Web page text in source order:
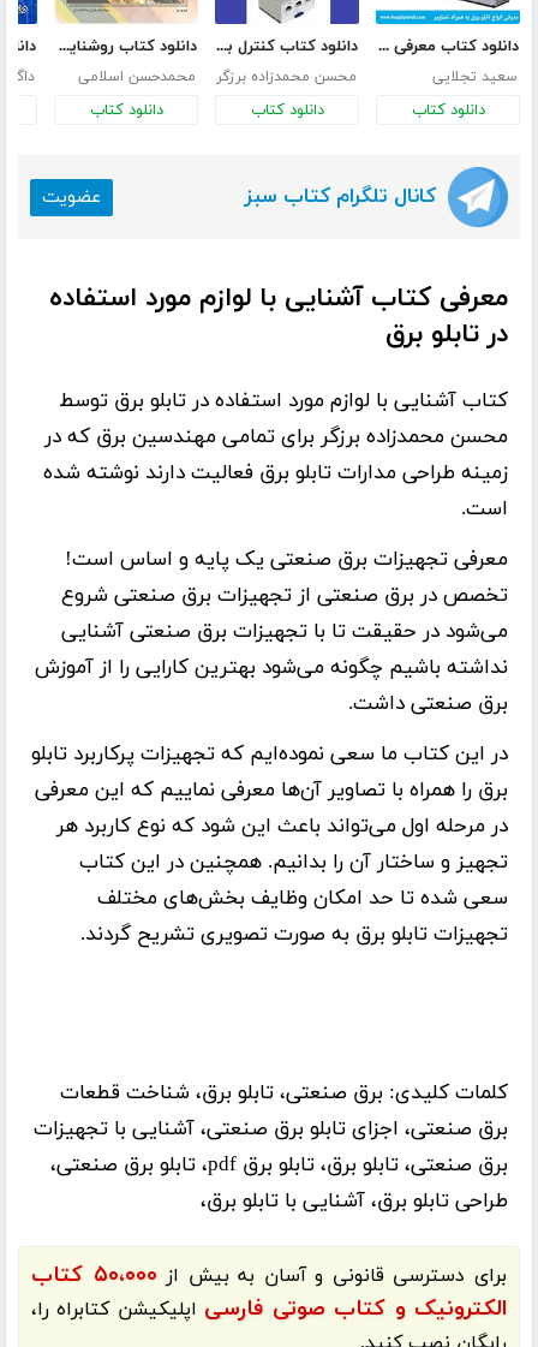
دانلود کتاب معرفی انواع تابلو برق
سعید تجلایی
دانلود کتاب
دانلود کتاب کنترل بار دیجیتال
محسن محمدزاده برزگر
دانلود کتاب
دانلود کتاب روشنایی فنی
محمدحسن اسلامی
دانلود کتاب
داگ
کانال تلگرام کتاب سبز عضویت
معرفی کتاب آشنایی با لوازم مورد استفاده
در تابلو برق
کتاب آشنایی با لوازم مورد استفاده در تابلو برق توسط
محسن محمدزاده برزگر برای تمامی مهندسین برق که در
زمینه طراحی مدارات تابلو برق فعالیت دارند نوشته‌ شده
است.
معرفی تجهیزات برق صنعتی یک پایه و اساس است!
تخصص در برق صنعتی از تجهیزات برق صنعتی شروع
می‌شود در حقیقت تا با تجهیزات برق صنعتی آشنایی
نداشته باشیم چگونه می‌شود بهترین کارایی را از آموزش
برق صنعتی داشت.
در این کتاب ما سعی نموده‌ایم که تجهیزات پرکاربرد تابلو
برق را همراه با تصاویر آن‌ها معرفی نماییم که این معرفی
در مرحله اول می‌تواند باعث این شود که نوع کاربرد هر
تجهیز و ساختار آن را بدانیم. همچنین در این کتاب
سعی شده تا حد امکان وظایف بخش‌های مختلف
تجهیزات تابلو برق به صورت تصویری تشریح گردند.
کلمات کلیدی: برق صنعتی، تابلو برق، شناخت قطعات
برق صنعتی، اجزای تابلو برق صنعتی، آشنایی با تجهیزات
برق صنعتی، تابلو برق، تابلو برق pdf، تابلو برق صنعتی،
طراحی تابلو برق، آشنایی با تابلو برق،
برای دسترسی قانونی و آسان به بیش از
۵۰،۰۰۰ کتاب
الکترونیک و کتاب صوتی فارسی اپلیکیشنکتابراهرا،